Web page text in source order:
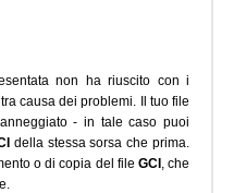
non ha riuscito con i
causa dei problemi. Il tuo file
- in tale caso puoi
della stessa sorsa che prima.
o di copia del file GCI , che